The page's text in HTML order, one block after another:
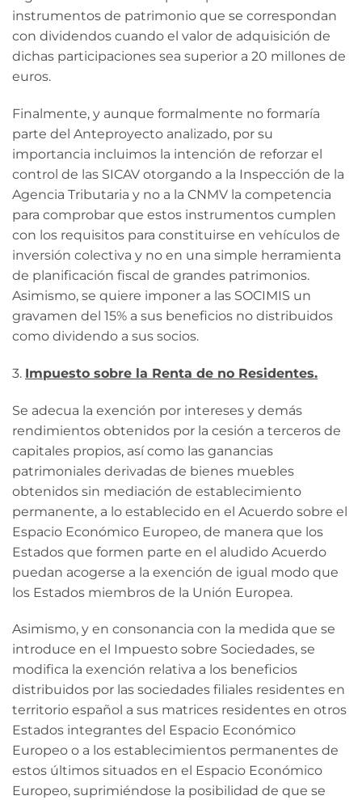
instrumentos de patrimonio que se correspondan
con dividendos cuando el valor de adquisición de
dichas participaciones sea superior a 20 millones de
euros.
Finalmente, y aunque formalmente no formaría
parte del Anteproyecto analizado, por su
importancia incluimos la intención de reforzar el
control de las SICAV otorgando a la Inspección de la
Agencia Tributaria y no a la CNMV la competencia
para comprobar que estos instrumentos cumplen
con los requisitos para constituirse en vehículos de
inversión colectiva y no en una simple herramienta
de planificación fiscal de grandes patrimonios.
Asimismo, se quiere imponer a las SOCIMIS un
gravamen del 15% a sus beneficios no distribuidos
como dividendo a sus socios.
3. Impuesto sobre la Renta de no Residentes.
Se adecua la exención por intereses y demás
rendimientos obtenidos por la cesión a terceros de
capitales propios, así como las ganancias
patrimoniales derivadas de bienes muebles
obtenidos sin mediación de establecimiento
permanente, a lo establecido en el Acuerdo sobre el
Espacio Económico Europeo, de manera que los
Estados que formen parte en el aludido Acuerdo
puedan acogerse a la exención de igual modo que
los Estados miembros de la Unión Europea.
Asimismo, y en consonancia con la medida que se
introduce en el Impuesto sobre Sociedades, se
modifica la exención relativa a los beneficios
distribuidos por las sociedades filiales residentes en
territorio español a sus matrices residentes en otros
Estados integrantes del Espacio Económico
Europeo o a los establecimientos permanentes de
estos últimos situados en el Espacio Económico
Europeo, suprimiéndose la posibilidad de que se